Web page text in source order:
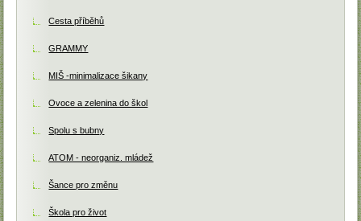
Cesta příběhů
GRAMMY
MIŠ -minimalizace šikany
Ovoce a zelenina do škol
Spolu s bubny
ATOM - neorganiz. mládež
Šance pro změnu
Škola pro život